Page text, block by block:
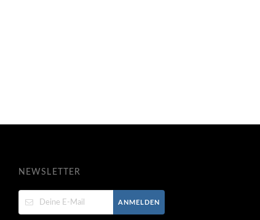
NEWSLETTER
ANMELDEN